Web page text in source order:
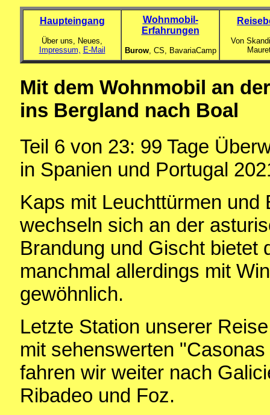
Haupteingang
Über uns, Neues,
Impressum, E-Mail
Wohnmobil-
Erfahrungen
Burow, CS, BavariaCamp
Von
Mit dem Wohnmobil an
ins Bergland nach Boal
Teil 6 von 23: 99 Tage
in Spanien und Portugal
Kaps mit Leuchttürmen
wechseln sich an der
Brandung und Gischt bietet
manchmal allerdings mit
gewöhnlich.
Letzte Station unserer
mit sehenswerten
fahren wir weiter nach
Ribadeo und Foz.